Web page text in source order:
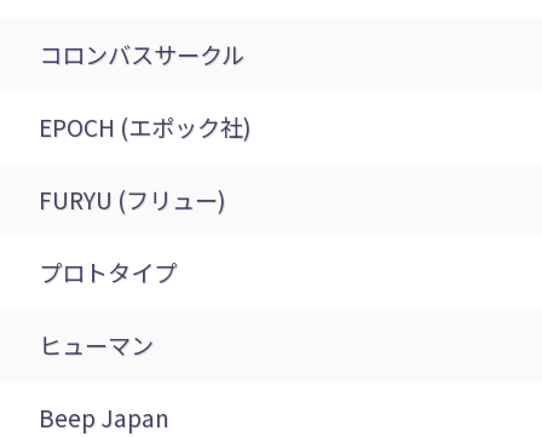
コロンバスサークル
EPOCH (エポック社)
FURYU (フリュー)
プロトタイプ
ヒューマン
Beep Japan